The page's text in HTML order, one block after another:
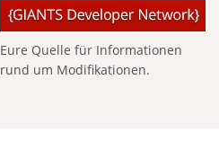
Eure Quelle für Informationen
rund um Modifikationen.